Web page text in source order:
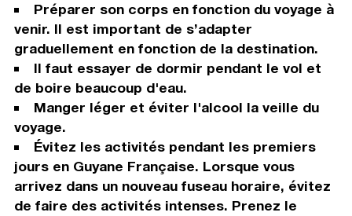
Préparer son corps en fonction du voyage à
venir. Il est important de s’adapter
graduellement en fonction de la destination.
Il faut essayer de dormir pendant le vol et
de boire beaucoup d'eau.
Manger léger et éviter l'alcool la veille du
voyage.
Évitez les activités pendant les premiers
jours en Guyane Française. Lorsque vous
arrivez dans un nouveau fuseau horaire, évitez
de faire des activités intenses. Prenez le